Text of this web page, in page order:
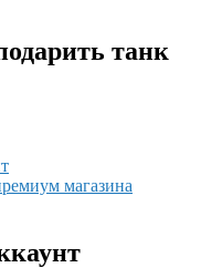
танк
магазина